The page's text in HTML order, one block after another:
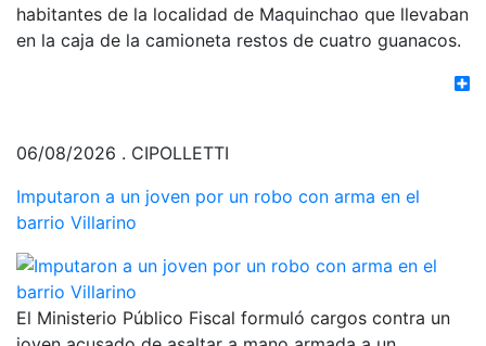
habitantes de la localidad de Maquinchao que llevaban
en la caja de la camioneta restos de cuatro guanacos.
06/08/2026 . CIPOLLETTI
Imputaron a un joven por un robo con arma en el
barrio Villarino
El Ministerio Público Fiscal formuló cargos contra un